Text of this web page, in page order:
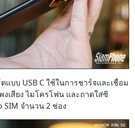
แบบ USB C ใช้ในการชาร์จและเชื่อม
เสียง ไมโครโฟน และถาดใส่ซิ
SIM จำนวน 2 ช่อง